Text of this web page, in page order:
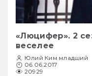
«Люцифер». 2
веселее
Юлий Ким младший
06.06.2017
20929